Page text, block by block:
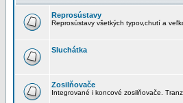
Reprosústavy
Reprosústavy všetkých typov,chutí a
Sluchátka
Zosilňovače
Integrované i koncové zosilňovače.